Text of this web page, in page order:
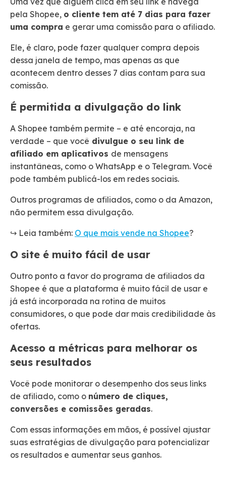
pela Shopee, o cliente tem até 7 dias para fazer
uma compra e gerar uma comissão para o afiliado.
Ele, é claro, pode fazer qualquer compra depois
dessa janela de tempo, mas apenas as que
acontecem dentro desses 7 dias contam para sua
comissão.
É permitida a divulgação do link
A Shopee também permite – e até encoraja, na
verdade – que você divulgue o seu link de
afiliado em aplicativos de mensagens
instantâneas, como o WhatsApp e o Telegram. Você
pode também publicá-los em redes sociais.
Outros programas de afiliados, como o da Amazon,
não permitem essa divulgação.
↪️ Leia também: O que mais vende na Shopee?
O site é muito fácil de usar
Outro ponto a favor do programa de afiliados da
Shopee é que a plataforma é muito fácil de usar e
já está incorporada na rotina de muitos
consumidores, o que pode dar mais credibilidade às
ofertas.
Acesso a métricas para melhorar os
seus resultados
Você pode monitorar o desempenho dos seus links
de afiliado, como o número de cliques,
conversões e comissões geradas.
Com essas informações em mãos, é possível ajustar
suas estratégias de divulgação para potencializar
os resultados e aumentar seus ganhos.